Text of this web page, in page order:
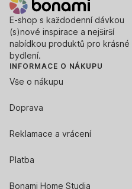
E-shop s každodenní dávkou
(s)nové inspirace a nejširší
nabídkou produktů pro krásné
bydlení.
INFORMACE O NÁKUPU
Vše o nákupu
Doprava
Reklamace a vrácení
Platba
Bonami Home Studia